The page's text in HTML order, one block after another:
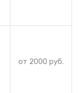
от 2000 руб.